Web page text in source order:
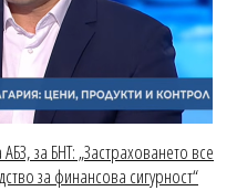
за БНТ: „Застраховането все
за финансова сигурност“